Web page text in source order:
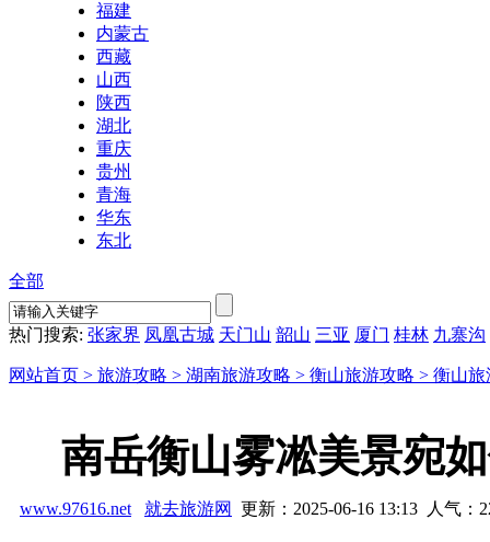
福建
内蒙古
西藏
山西
陕西
湖北
重庆
贵州
青海
华东
东北
全部
热门搜索: 张家界 凤凰古城 天门山 韶山 三亚 厦门 桂林 九寨沟
网站首页 > 旅游攻略 > 湖南旅游攻略 > 衡山旅游攻略 > 衡山旅
南岳衡山雾凇美景宛
www.97616.net 就去旅游网 更新：2025-06-16 13:13 人气：